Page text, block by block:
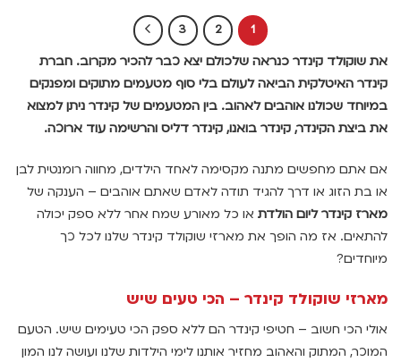
1
2
3
את שוקולד קינדר כנראה שלכולם יצא כבר להכיר מקרוב. חברת
קינדר האיטלקית הביאה לעולם בלי סוף מטעמים מתוקים ומפנקים
במיוחד שכולנו אוהבים לאהוב. בין המטעמים של קינדר ניתן למצוא
את ביצת הקינדר, קינדר בואנו, קינדר דליס והרשימה עוד ארוכה.
אם אתם מחפשים מתנה מקסימה לאחד הילדים, מחווה רומנטית לבן
או בת הזוג או דרך להגיד תודה לאדם שאתם אוהבים – הענקה של
מארז קינדר ליום הולדת או כל מאורע שמח אחר ללא ספק יכולה
להתאים. אז מה הופך את מארזי שוקולד קינדר שלנו לכל כך
מיוחדים?
מארזי שוקולד קינדר – הכי טעים שיש
אולי הכי חשוב – חטיפי קינדר הם ללא ספק הכי טעימים שיש. הטעם
המוכר, המתוק והאהוב מחזיר אותנו לימי הילדות שלנו ועושה לנו המון